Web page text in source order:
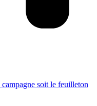
soit le feuilleton